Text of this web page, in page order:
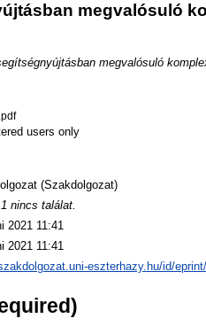
megvalósuló
megvalósuló
users only
(Szakdolgozat)
nincs találat.
2021 11:41
2021 11:41
eszterhazy.hu/id/